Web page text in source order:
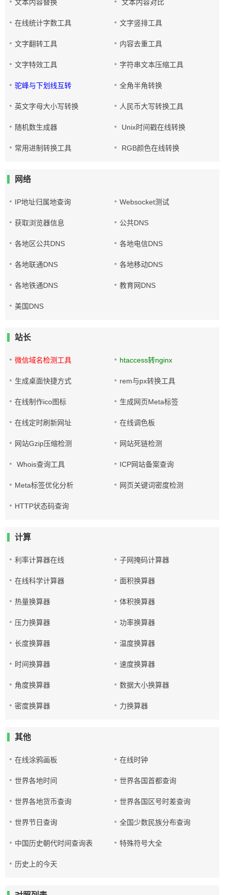
文本内容替换 文本内容对比
在线统计字数工具 文字竖排工具
文字翻转工具 内容去重工具
文字特效工具 字符串文本压缩工具
驼峰与下划线互转 全角半角转换
英文字母大小写转换 人民币大写转换工具
随机数生成器 Unix时间戳在线转换
常用进制转换工具 RGB颜色在线转换
网络
IP地址归属地查询 Websocket测试
获取浏览器信息 公共DNS
各地区公共DNS 各地电信DNS
各地联通DNS 各地移动DNS
各地铁通DNS 教育网DNS
美国DNS
站长
微信域名检测工具 htaccess转nginx
生成桌面快捷方式 rem与px转换工具
在线制作ico图标 生成网页Meta标签
在线定时刷新网址 在线调色板
网站Gzip压缩检测 网站死链检测
Whois查询工具 ICP网站备案查询
Meta标签优化分析 网页关键词密度检测
HTTP状态码查询
计算
利率计算器在线 子网掩码计算器
在线科学计算器 面积换算器
热量换算器 体积换算器
压力换算器 功率换算器
长度换算器 温度换算器
时间换算器 速度换算器
角度换算器 数据大小换算器
密度换算器 力换算器
其他
在线涂鸦画板 在线时钟
世界各地时间 世界各国首都查询
世界各地货币查询 世界各国区号时差查询
世界节日查询 全国少数民族分布查询
中国历史朝代时间查询表 特殊符号大全
历史上的今天